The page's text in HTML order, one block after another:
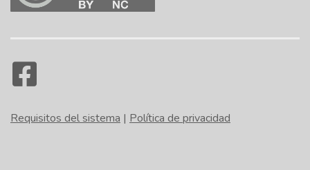
Requisitos del sistema | Política de privacidad